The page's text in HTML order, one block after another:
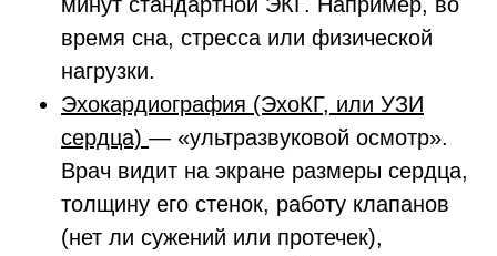
время сна, стресса или физической
нагрузки.
Эхокардиография (ЭхоКГ, или УЗИ
сердца) — «ультразвуковой осмотр».
Врач видит на экране размеры сердца,
толщину его стенок, работу клапанов
(нет ли сужений или протечек),